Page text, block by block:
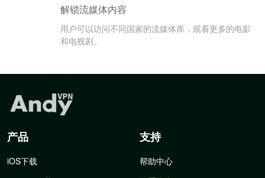
解锁流媒体内容
用户可以访问不同国家的流媒体库，观看更多的电影
和电视剧。
产品
iOS下载
支持
帮助中心